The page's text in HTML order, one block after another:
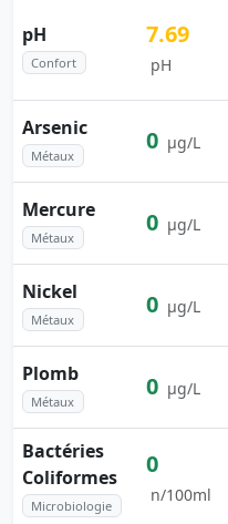
pH
Confort
7.69
pH
Arsenic
Métaux
0 µg/L
Mercure
Métaux
0 µg/L
Nickel
Métaux
0 µg/L
Plomb
Métaux
0 µg/L
Bactéries
Coliformes
Microbiologie
0
n/100ml